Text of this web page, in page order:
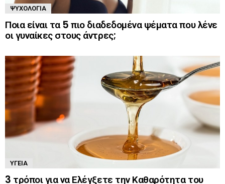
ΨΥΧΟΛΟΓΊΑ
Ποια είναι τα 5 πιο διαδεδομένα ψέματα που λένε
οι γυναίκες στους άντρες;
ΥΓΕΊΑ
3 τρόποι για να Ελέγξετε την Καθαρότητα του